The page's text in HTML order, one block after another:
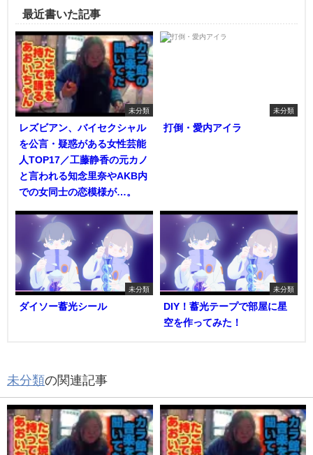
最近書いた記事
未分類
レズビアン、バイセクシャル
を公言・疑惑がある女性芸能
人TOP17／工藤静香の元カノ
と言われる知念里奈やAKB内
での女同士の恋模様が…。
未分類
打倒・愛内アイラ
未分類
ダイソー蓄光シール
未分類
DIY！蓄光テープで部屋に星
空を作ってみた！
未分類の関連記事